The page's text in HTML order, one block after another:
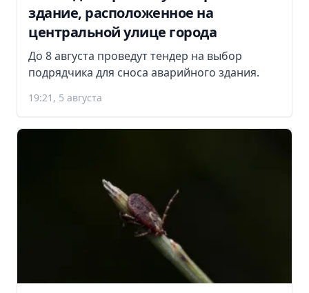
здание, расположенное на
центральной улице города
До 8 августа проведут тендер на выбор
подрядчика для сноса аварийного здания.
19:21, 5 августа